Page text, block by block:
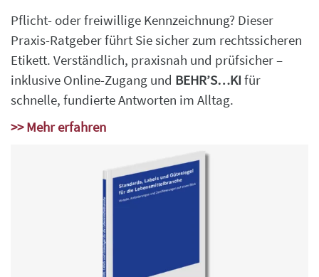
Pflicht- oder freiwillige Kennzeichnung? Dieser
Praxis-Ratgeber führt Sie sicher zum rechtssicheren
Etikett. Verständlich, praxisnah und prüfsicher –
inklusive Online-Zugang und BEHR’S…KI für
schnelle, fundierte Antworten im Alltag.
>> Mehr erfahren